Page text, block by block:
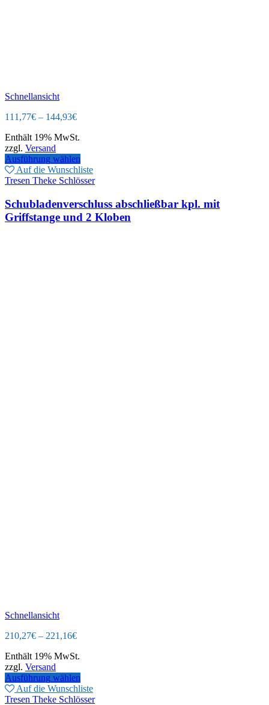
Schnellansicht
111,77€ – 144,93€
Enthält 19% MwSt.
zzgl. Versand
Ausführung wählen
Auf die Wunschliste
Tresen Theke Schlösser
Schubladenverschluss abschließbar kpl. mit
Griffstange und 2 Kloben
Schnellansicht
210,27€ – 221,16€
Enthält 19% MwSt.
zzgl. Versand
Ausführung wählen
Auf die Wunschliste
Tresen Theke Schlösser